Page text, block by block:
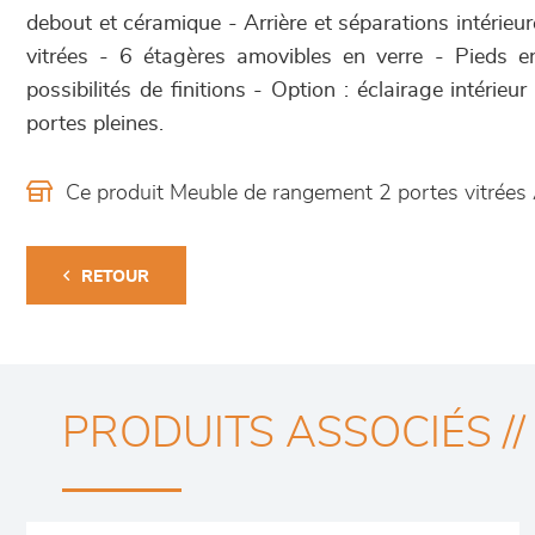
debout et céramique - Arrière et séparations
vitrées - 6 étagères amovibles en verre - Pieds
possibilités de finitions - Option : éclairage
portes pleines.
Ce produit Meuble de rangement 2 portes
RETOUR
PRODUITS ASSOCIÉS //